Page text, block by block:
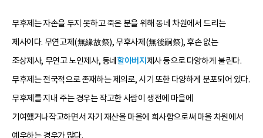
무후제는 자손을 두지 못하고 죽은 분을 위해 동네 차원에서 드리는
제사이다. 무연고제(無緣故祭), 무후사제(無後嗣祭), 후손 없는
조상제사, 무연고 노인제사, 동네 할아버지 제사 등으로 다양하게 불린다.
무후제는 전국적으로 존재하는 제의로, 시기 또한 다양하게 분포되어 있다.
무후제를 지내 주는 경우는 작고한 사람이 생전에 마을에
기여했거나작고하면서 자기 재산을 마을에 희사함으로써 마을 차원에서